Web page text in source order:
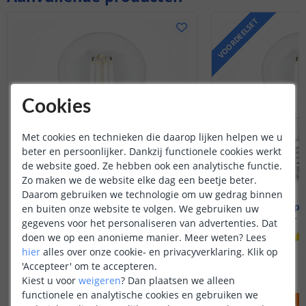
Wifi lamp - E27 fitting
7 watt - Dual white
(1 reviews)
OP VOORRAAD 20
VOORDEELSET
Wifi lamp
7 watt -
Cookies
Met cookies en technieken die daarop lijken helpen we u
beter en persoonlijker. Dankzij functionele cookies werkt
de website goed. Ze hebben ook een analytische functie.
Zo maken we de website elke dag een beetje beter.
Daarom gebruiken we technologie om uw gedrag binnen
en buiten onze website te volgen. We gebruiken uw
gegevens voor het personaliseren van advertenties. Dat
doen we op een anonieme manier. Meer weten? Lees
hier alles over onze cookie- en privacyverklaring. Klik op
'Accepteer' om te accepteren.
Kiest u voor weigeren? Dan plaatsen we alleen
functionele en analytische cookies en gebruiken we